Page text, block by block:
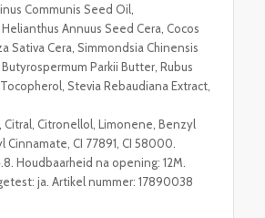
Communis Seed Oil,
Annuus Seed Cera, Cocos
Sativa Cera, Simmondsia Chinensis
Parkii Butter, Rubus
Stevia Rebaudiana Extract,
Citral, Citronellol, Limonene, Benzyl
CI 77891, CI 58000.
Houdbaarheid na opening: 12M.
ja. Artikel nummer: 17890038